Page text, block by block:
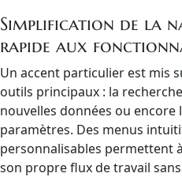
Simplification de la
rapide aux
Un accent particulier est mis
outils principaux : la
nouvelles données ou
paramètres. Des menus
personnalisables permettent
son propre flux de travail